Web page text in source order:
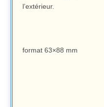
l’extérieur.
format 63×88 mm